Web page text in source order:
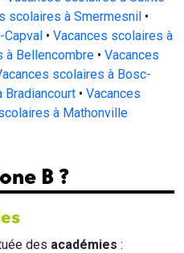
scolaires à Smermesnil •
Capval • Vacances scolaires à
à Bellencombre • Vacances
scolaires à Bosc-
Bradiancourt • Vacances
à Mathonville
B ?
des académies :